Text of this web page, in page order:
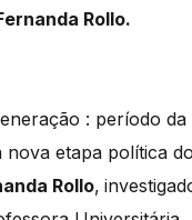
Rollo.
: período
nova etapa política
Rollo,